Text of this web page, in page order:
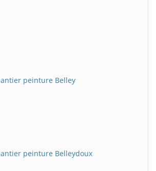
peinture Belley
peinture Belleydoux